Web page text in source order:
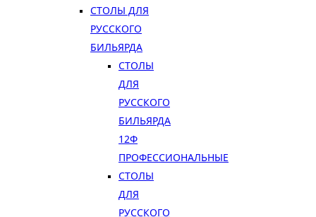
СТОЛЫ ДЛЯ
РУССКОГО
БИЛЬЯРДА
СТОЛЫ
ДЛЯ
РУССКОГО
БИЛЬЯРДА
12Ф
ПРОФЕССИОНАЛЬНЫЕ
СТОЛЫ
ДЛЯ
РУССКОГО